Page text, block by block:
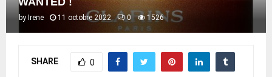
by Irene 11 octobre 2022 0 1526
SHARE 0